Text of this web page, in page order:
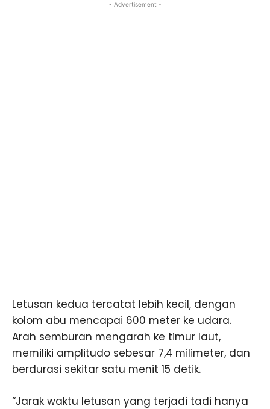
- Advertisement -
Letusan kedua tercatat lebih kecil, dengan
kolom abu mencapai 600 meter ke udara.
Arah semburan mengarah ke timur laut,
memiliki amplitudo sebesar 7,4 milimeter, dan
berdurasi sekitar satu menit 15 detik.
“Jarak waktu letusan yang terjadi tadi hanya